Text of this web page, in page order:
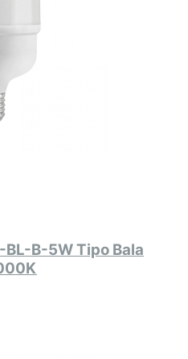
BL-B-5W Tipo Bala